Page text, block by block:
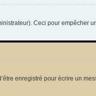
Ceci pour empêcher
enregistré pour écrire un